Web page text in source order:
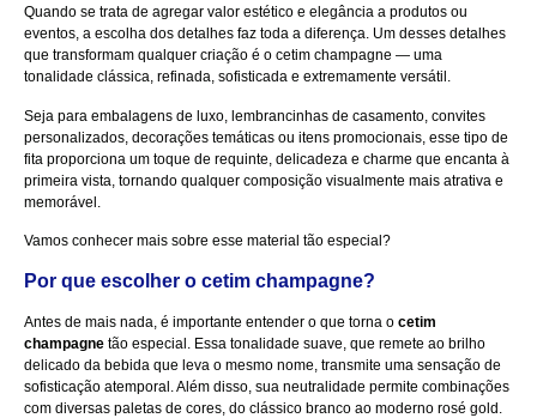
Quando se trata de agregar valor estético e elegância a produtos ou
eventos, a escolha dos detalhes faz toda a diferença. Um desses detalhes
que transformam qualquer criação é o cetim champagne — uma
tonalidade clássica, refinada, sofisticada e extremamente versátil.
Seja para embalagens de luxo, lembrancinhas de casamento, convites
personalizados, decorações temáticas ou itens promocionais, esse tipo de
fita proporciona um toque de requinte, delicadeza e charme que encanta à
primeira vista, tornando qualquer composição visualmente mais atrativa e
memorável.
Vamos conhecer mais sobre esse material tão especial?
Por que escolher o cetim champagne?
Antes de mais nada, é importante entender o que torna o cetim
champagne tão especial. Essa tonalidade suave, que remete ao brilho
delicado da bebida que leva o mesmo nome, transmite uma sensação de
sofisticação atemporal. Além disso, sua neutralidade permite combinações
com diversas paletas de cores, do clássico branco ao moderno rosé gold.